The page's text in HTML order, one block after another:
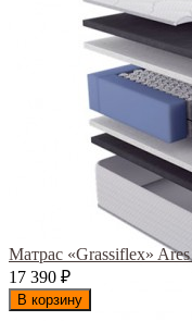
Матрас «Grassiflex»
17 390 ₽
В корзину